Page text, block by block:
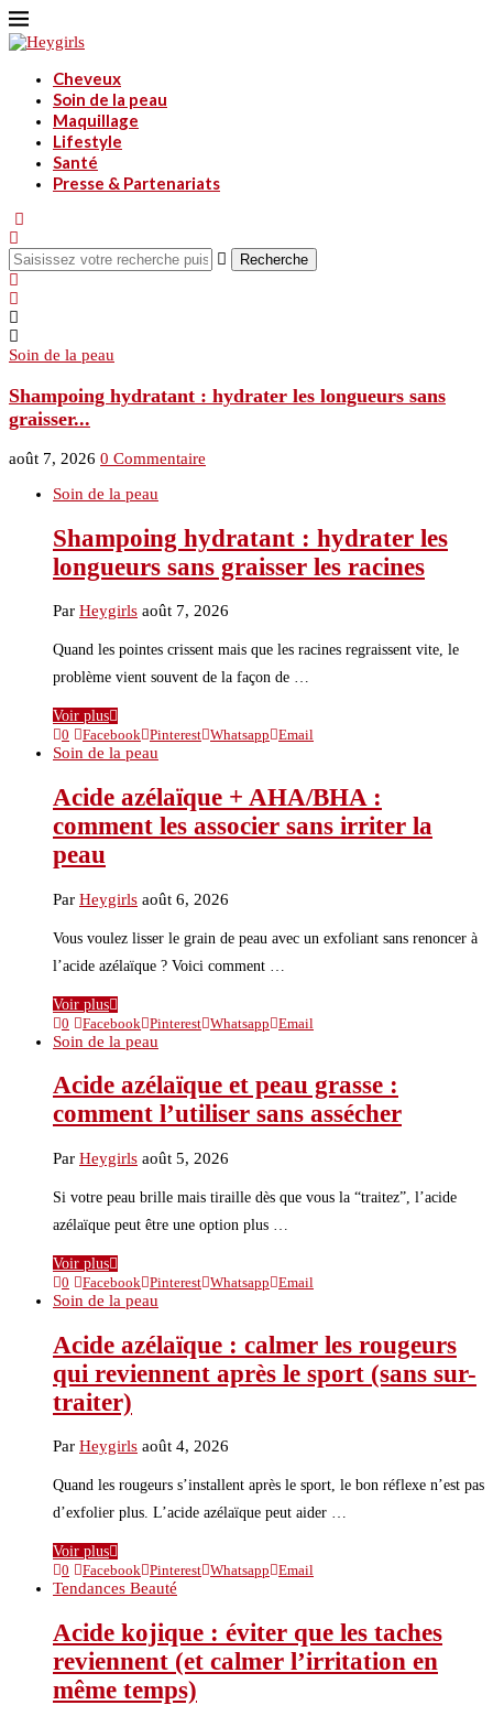
Cheveux
Soin de la peau
Maquillage
Lifestyle
Santé
Presse & Partenariats
Recherche
Soin de la peau
Shampoing hydratant : hydrater les longueurs sans
graisser...
août 7, 2026 0 Commentaire
Soin de la peau
Shampoing hydratant : hydrater les
longueurs sans graisser les racines
Par Heygirls août 7, 2026
Quand les pointes crissent mais que les racines regraissent vite, le
problème vient souvent de la façon de …
Voir plus
0
Facebook Pinterest Whatsapp Email
Soin de la peau
Acide azélaïque + AHA/BHA :
comment les associer sans irriter la
peau
Par Heygirls août 6, 2026
Vous voulez lisser le grain de peau avec un exfoliant sans renoncer à
l’acide azélaïque ? Voici comment …
Voir plus
0
Facebook Pinterest Whatsapp Email
Soin de la peau
Acide azélaïque et peau grasse :
comment l’utiliser sans assécher
Par Heygirls août 5, 2026
Si votre peau brille mais tiraille dès que vous la “traitez”, l’acide
azélaïque peut être une option plus …
Voir plus
0
Facebook Pinterest Whatsapp Email
Soin de la peau
Acide azélaïque : calmer les rougeurs
qui reviennent après le sport (sans sur-
traiter)
Par Heygirls août 4, 2026
Quand les rougeurs s’installent après le sport, le bon réflexe n’est pas
d’exfolier plus. L’acide azélaïque peut aider …
Voir plus
0
Facebook Pinterest Whatsapp Email
Tendances Beauté
Acide kojique : éviter que les taches
reviennent (et calmer l’irritation en
même temps)